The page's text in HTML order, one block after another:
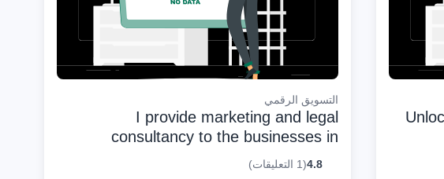
التسويق الرقمي
I provide marketing and legal
consultancy to the businesses in
European Union
4.8(1 التعليقات)